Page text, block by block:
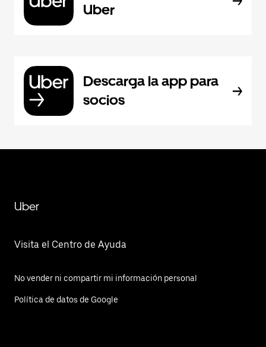
Uber
Descarga la app para
socios
Uber
Visita el Centro de Ayuda
No vender ni compartir mi información personal
Política de datos de Google